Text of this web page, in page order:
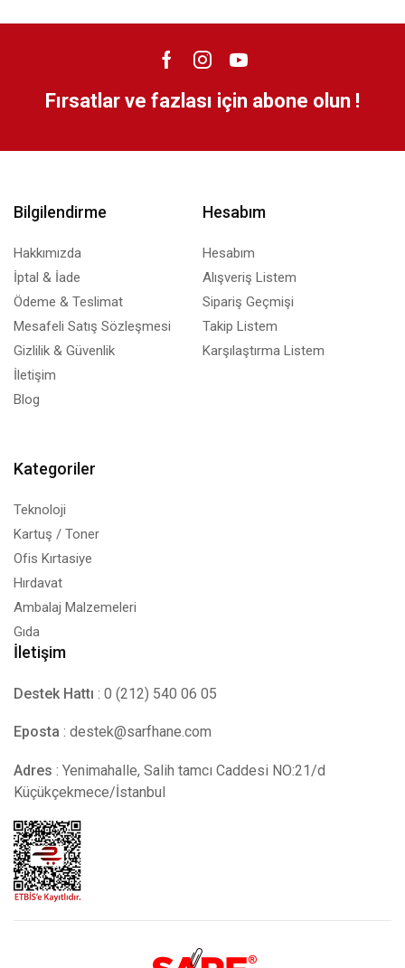
Fırsatlar ve fazlası için abone olun !
Bilgilendirme
Hakkımızda
İptal & İade
Ödeme & Teslimat
Mesafeli Satış Sözleşmesi
Gizlilik & Güvenlik
İletişim
Blog
Hesabım
Hesabım
Alışveriş Listem
Sipariş Geçmişi
Takip Listem
Karşılaştırma Listem
Kategoriler
Teknoloji
Kartuş / Toner
Ofis Kırtasiye
Hırdavat
Ambalaj Malzemeleri
Gıda
İletişim
Destek Hattı : 0 (212) 540 06 05
Eposta : destek@sarfhane.com
Adres : Yenimahalle, Salih tamcı Caddesi NO:21/d
Küçükçekmece/İstanbul